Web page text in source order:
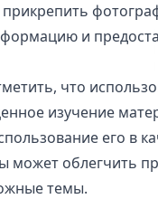
и
что
изучение
его в
может облегчить
темы.